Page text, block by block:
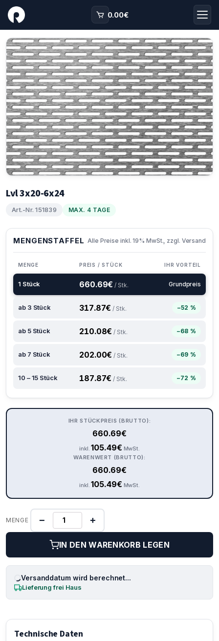
0.00€
Lvl 3x20-6x24
Art.-Nr. 151839 MAX. 4 TAGE
MENGENSTAFFEL Alle Preise inkl. 19% MwSt., zzgl. Versand
MENGE PREIS / STÜCK IHR VORTEIL
1 Stück 660.69€ / Stk. Grundpreis
ab 3 Stück 317.87€ / Stk. −52 %
ab 5 Stück 210.08€ / Stk. −68 %
ab 7 Stück 202.00€ / Stk. −69 %
10 – 15 Stück 187.87€ / Stk. −72 %
IHR STÜCKPREIS (BRUTTO):
660.69€
inkl.105.49€ MwSt.
WARENWERT (BRUTTO):
660.69€
inkl.105.49€ MwSt.
MENGE − +
IN DEN WARENKORB LEGEN
Versanddatum wird berechnet...
Lieferung frei Haus
Technische Daten